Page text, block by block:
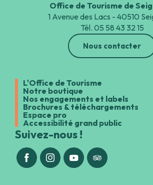
Office de Tourisme de
1 Avenue des Lacs - 40510
Tél. 05 58 43 32 15
Nous contacter
L'Office de Tourisme
Notre boutique
Nos engagements et labels
Brochures & téléchargements
Espace pro
Accessibilité grand public
Suivez-nous !